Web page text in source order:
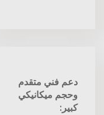
دعم فني متقدم
وحجم ميكانيكي
كبير: